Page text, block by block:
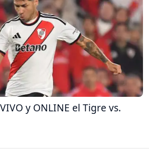
y ONLINE el Tigre vs.